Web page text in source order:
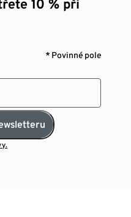
10 % při
* Povinné pole